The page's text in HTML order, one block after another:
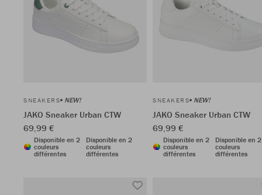
SNEAKERS NEW!
JAKO Sneaker Urban CTW
69,99 €
Disponible en 2
couleurs
différentes
Disponible en 2
couleurs
différentes
SNEAKERS NEW!
JAKO Sneaker Urban CTW
69,99 €
Disponible en 2
couleurs
différentes
Disponible en 2
couleurs
différentes